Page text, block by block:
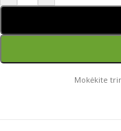
Mokėkite